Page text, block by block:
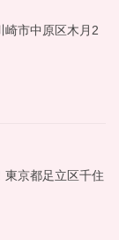
崎市中原区木月2
東京都足立区千住